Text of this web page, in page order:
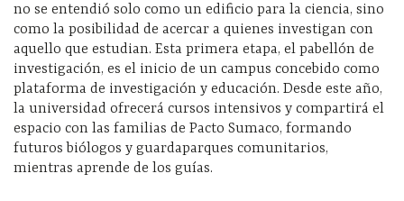
no se entendió solo como un edificio para la ciencia, sino
como la posibilidad de acercar a quienes investigan con
aquello que estudian. Esta primera etapa, el pabellón de
investigación, es el inicio de un campus concebido como
plataforma de investigación y educación. Desde este año,
la universidad ofrecerá cursos intensivos y compartirá el
espacio con las familias de Pacto Sumaco, formando
futuros biólogos y guardaparques comunitarios,
mientras aprende de los guías.